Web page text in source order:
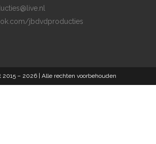
jbdvdproducties
– 2026 | Alle rechten voorbehouden